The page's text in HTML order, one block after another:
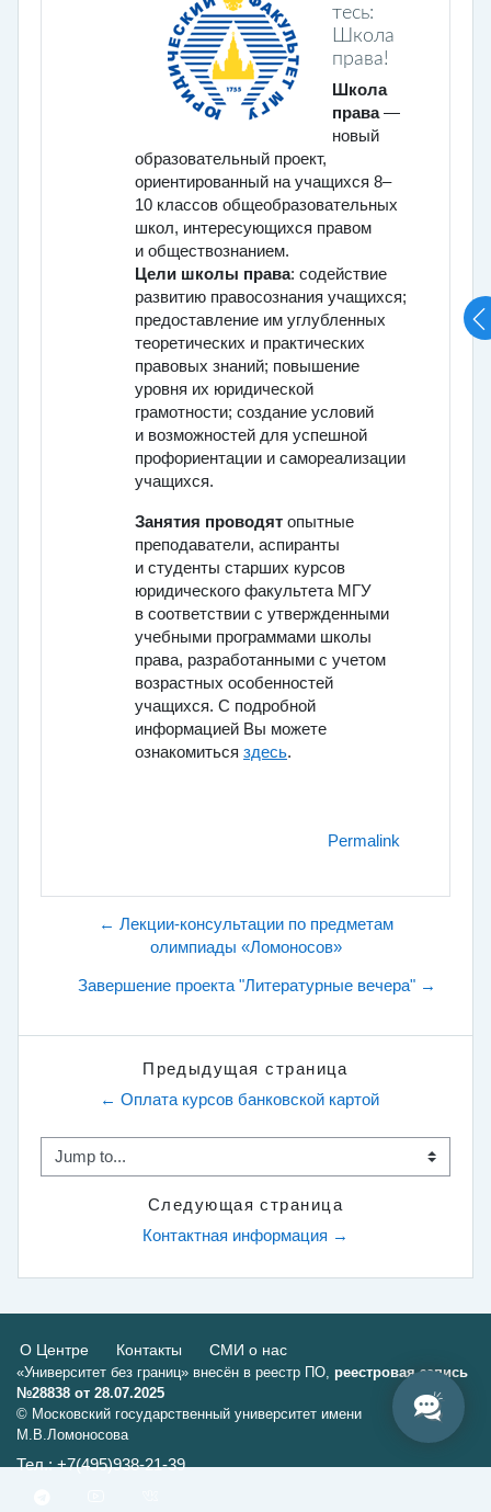
тесь:
Школа
права!
Школа
права—
новый
образовательный проект,
ориентированный на учащихся 8–
10 классов общеобразовательных
школ, интересующихся правом
и обществознанием.
Цели школы права: содействие
развитию правосознания учащихся;
предоставление им углубленных
теоретических и практических
правовых знаний; повышение
уровня их юридической
грамотности; создание условий
и возможностей для успешной
профориентации и самореализации
учащихся.
Занятия проводят опытные
преподаватели, аспиранты
и студенты старших курсов
юридического факультета МГУ
в соответствии с утвержденными
учебными программами школы
права, разработанными с учетом
возрастных особенностей
учащихся. С подробной
информацией Вы можете
ознакомиться здесь.
Permalink
← Лекции-консультации по предметам
олимпиады «Ломоносов»
Завершение проекта "Литературные вечера" →
Предыдущая страница
← Оплата курсов банковской картой
Jump to...
Следующая страница
Контактная информация →
О Центре Контакты СМИ о нас
«Университет без границ» внесён в реестр ПО, реестровая запись
№28838 от 28.07.2025
© Московский государственный университет имени
М.В.Ломоносова
Тел.: +7(495)938-21-39